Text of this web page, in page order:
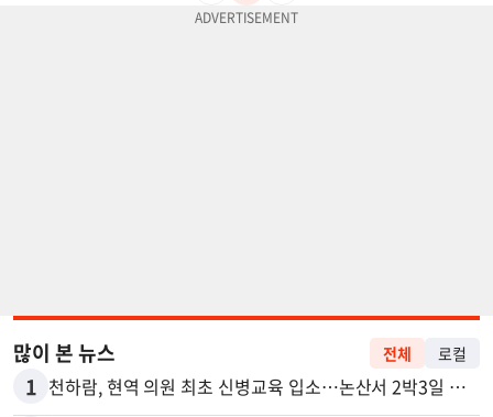
많이 본 뉴스 전체 로컬
1 천하람, 현역 의원 최초 신병교육 입소…논산서 2박3일 생활